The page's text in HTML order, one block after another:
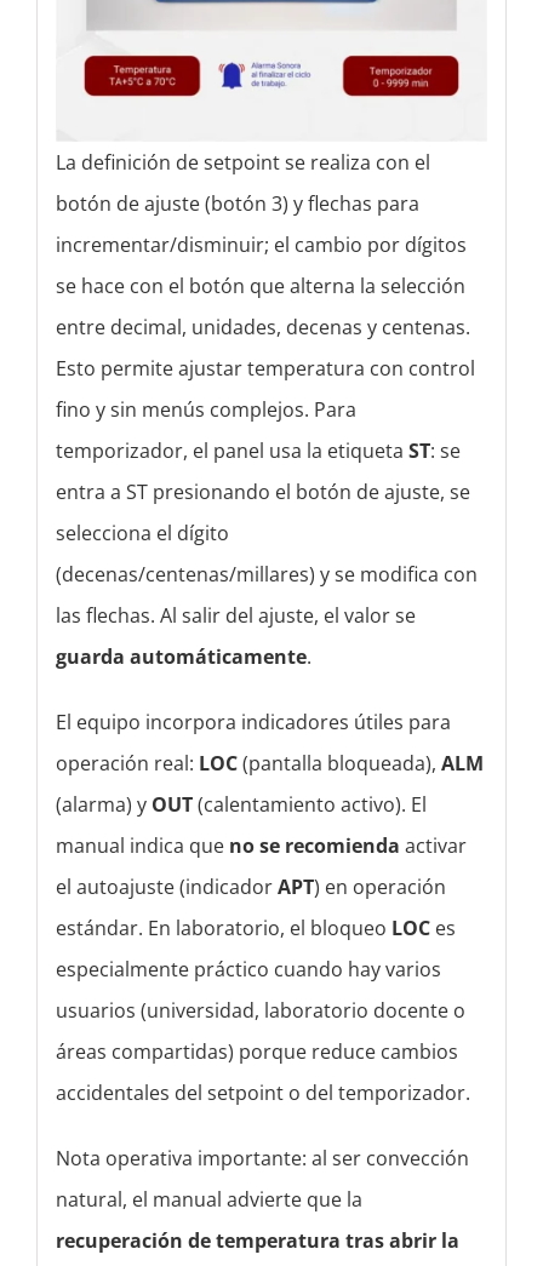
La definición de setpoint se realiza con el
botón de ajuste (botón 3) y flechas para
incrementar/disminuir; el cambio por dígitos
se hace con el botón que alterna la selección
entre decimal, unidades, decenas y centenas.
Esto permite ajustar temperatura con control
fino y sin menús complejos. Para
temporizador, el panel usa la etiquetaST: se
entra a ST presionando el botón de ajuste, se
selecciona el dígito
(decenas/centenas/millares) y se modifica con
las flechas. Al salir del ajuste, el valor se
guarda automáticamente.
El equipo incorpora indicadores útiles para
operación real: LOC(pantalla bloqueada),ALM
(alarma) y OUT(calentamiento activo). El
manual indica que no se recomienda activar
el autoajuste (indicadorAPT) en operación
estándar. En laboratorio, el bloqueo LOC es
especialmente práctico cuando hay varios
usuarios (universidad, laboratorio docente o
áreas compartidas) porque reduce cambios
accidentales del setpoint o del temporizador.
Nota operativa importante: al ser convección
natural, el manual advierte que la
recuperación de temperatura tras abrir la